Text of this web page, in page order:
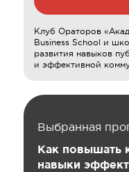
Клуб Ораторов
Business School и
развития навыков
и эффективной
Выбранная
Как повышать
навыки